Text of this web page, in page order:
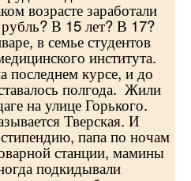
возрасте заработали
В 15 лет? В 17?
в семье студентов
института.
последнем курсе, и до
полгода. Жили
на улице Горького.
Тверская. И
папа по ночам
станции, мамины
подкидывали